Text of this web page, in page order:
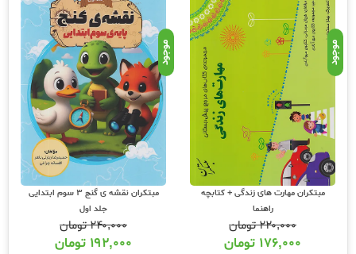
موجود
مبتکران مهارت های زندگی + کتابچه
راهنما
۲۲۰,۰۰۰تومان
۱۷۶,۰۰۰ تومان
موجود
مبتکران نقشه ی گنج 3 سوم ابتدایی
جلد اول
۲۴۰,۰۰۰تومان
۱۹۲,۰۰۰ تومان